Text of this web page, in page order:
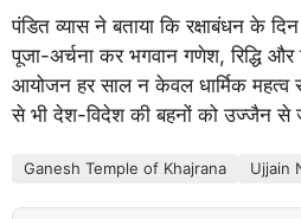
पंडित व्यास ने बताया कि रक्षाबंधन के दिन
पूजा-अर्चना कर भगवान गणेश, रिद्धि और
आयोजन हर साल न केवल धार्मिक महत्व
से भी देश-विदेश की बहनों को उज्जैन से
Ganesh Temple of Khajrana Ujjain